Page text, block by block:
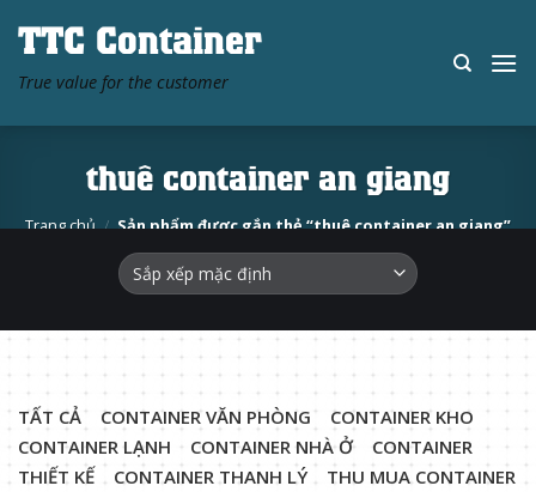
content
TTC Container
True value for the customer
thuê container an giang
Trang chủ / Sản phẩm được gắn thẻ “thuê container an giang”
TẤT CẢ CONTAINER VĂN PHÒNG
CONTAINER KHO
CONTAINER LẠNH
CONTAINER NHÀ Ở
CONTAINER
THIẾT KẾ
CONTAINER THANH LÝ
THU MUA CONTAINER